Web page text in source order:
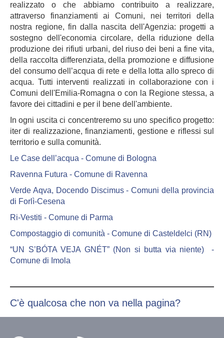
realizzato o che abbiamo contribuito a realizzare,
attraverso finanziamenti ai Comuni, nei territori della
nostra regione, fin dalla nascita dell'Agenzia: progetti a
sostegno dell'economia circolare, della riduzione della
produzione dei rifiuti urbani, del riuso dei beni a fine vita,
della raccolta differenziata, della promozione e diffusione
del consumo dell’acqua di rete e della lotta allo spreco di
acqua. Tutti interventi realizzati in collaborazione con i
Comuni dell'Emilia-Romagna o con la Regione stessa, a
favore dei cittadini e per il bene dell'ambiente.
In ogni uscita ci concentreremo su uno specifico progetto:
iter di realizzazione, finanziamenti, gestione e riflessi sul
territorio e sulla comunità.
Le Case dell’acqua - Comune di Bologna
Ravenna Futura - Comune di Ravenna
Verde Aqva, Docendo Discimus - Comuni della provincia
di Forlì-Cesena
Ri-Vestiti - Comune di Parma
Compostaggio di comunità - Comune di Casteldelci (RN)
“UN S’BÓTA VEJA GNÉT” (Non si butta via niente) -
Comune di Imola
C'è qualcosa che non va nella pagina?